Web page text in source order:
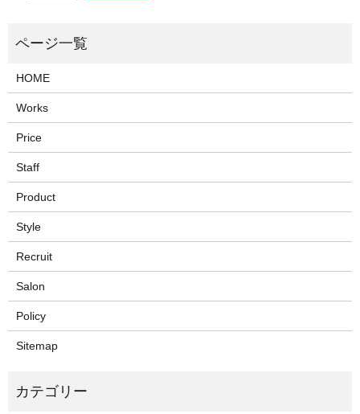
HOME
Works
Price
Staff
Product
Style
Recruit
Salon
Policy
Sitemap